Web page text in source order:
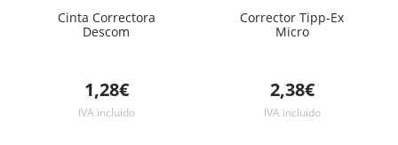
Cinta Correctora
Descom
1,28€
IVA incluido
Corrector Tipp-Ex
Micro
2,38€
IVA incluido